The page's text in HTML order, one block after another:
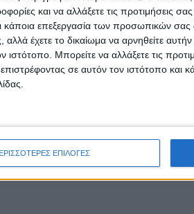
και να αλλάξετε τις προτιμήσεις
επεξεργασία των προσωπικών σας
έχετε το δικαίωμα να αρνηθείτε
ιστότοπο. Μπορείτε να αλλάξετε τις
σε αυτόν τον ιστότοπο και
ΕΠΙΛΟΓΕΣ
Ξεκινά η λειτουργία
Εφημερίδα της Καρδίτσας